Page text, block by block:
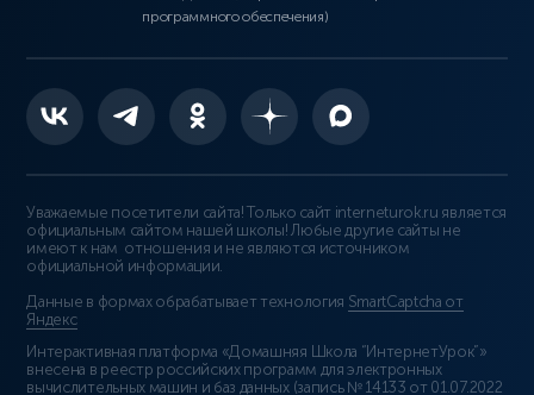
программного обеспечения)
Уважаемые посетители сайта! Только сайт interneturok.ru является
официальным сайтом нашей школы! Любые другие сайты не
имеют к нам отношения и не являются источником
официальной информации.
Данные в формах обрабатывает технология SmartCaptcha от
Яндекс
Интерактивная платформа «Домашняя Школа “ИнтернетУрок”»
внесена в реестр российских программ для электронных
вычислительных машин и баз данных (запись № 14133 от 01.07.2022